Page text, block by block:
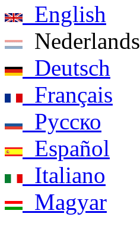
English
Nederlands
Deutsch
Français
Pусско
Español
Italiano
Magyar